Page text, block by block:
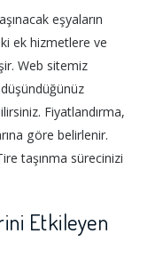
eşyaların
ek hizmetlere ve
Web sitemiz
Fiyatlandırma,
göre belirlenir.
taşınma sürecinizi
Etkileyen